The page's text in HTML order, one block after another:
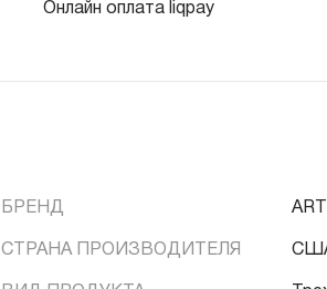
Онлайн оплата liqpay
БРЕНД
СТРАНА ПРОИЗВОДИТЕЛЯ